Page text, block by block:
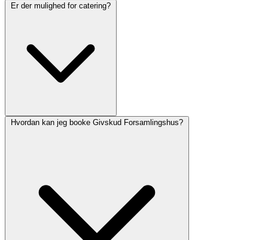
Er der mulighed for catering?
Hvordan kan jeg booke Givskud Forsamlingshus?